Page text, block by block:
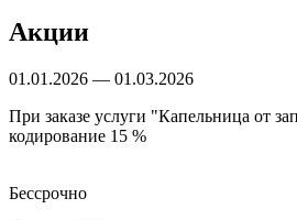
Акции
01.01.2026 — 01.03.2026
При заказе услуги "Капельница от
кодирование 15 %
Бессрочно